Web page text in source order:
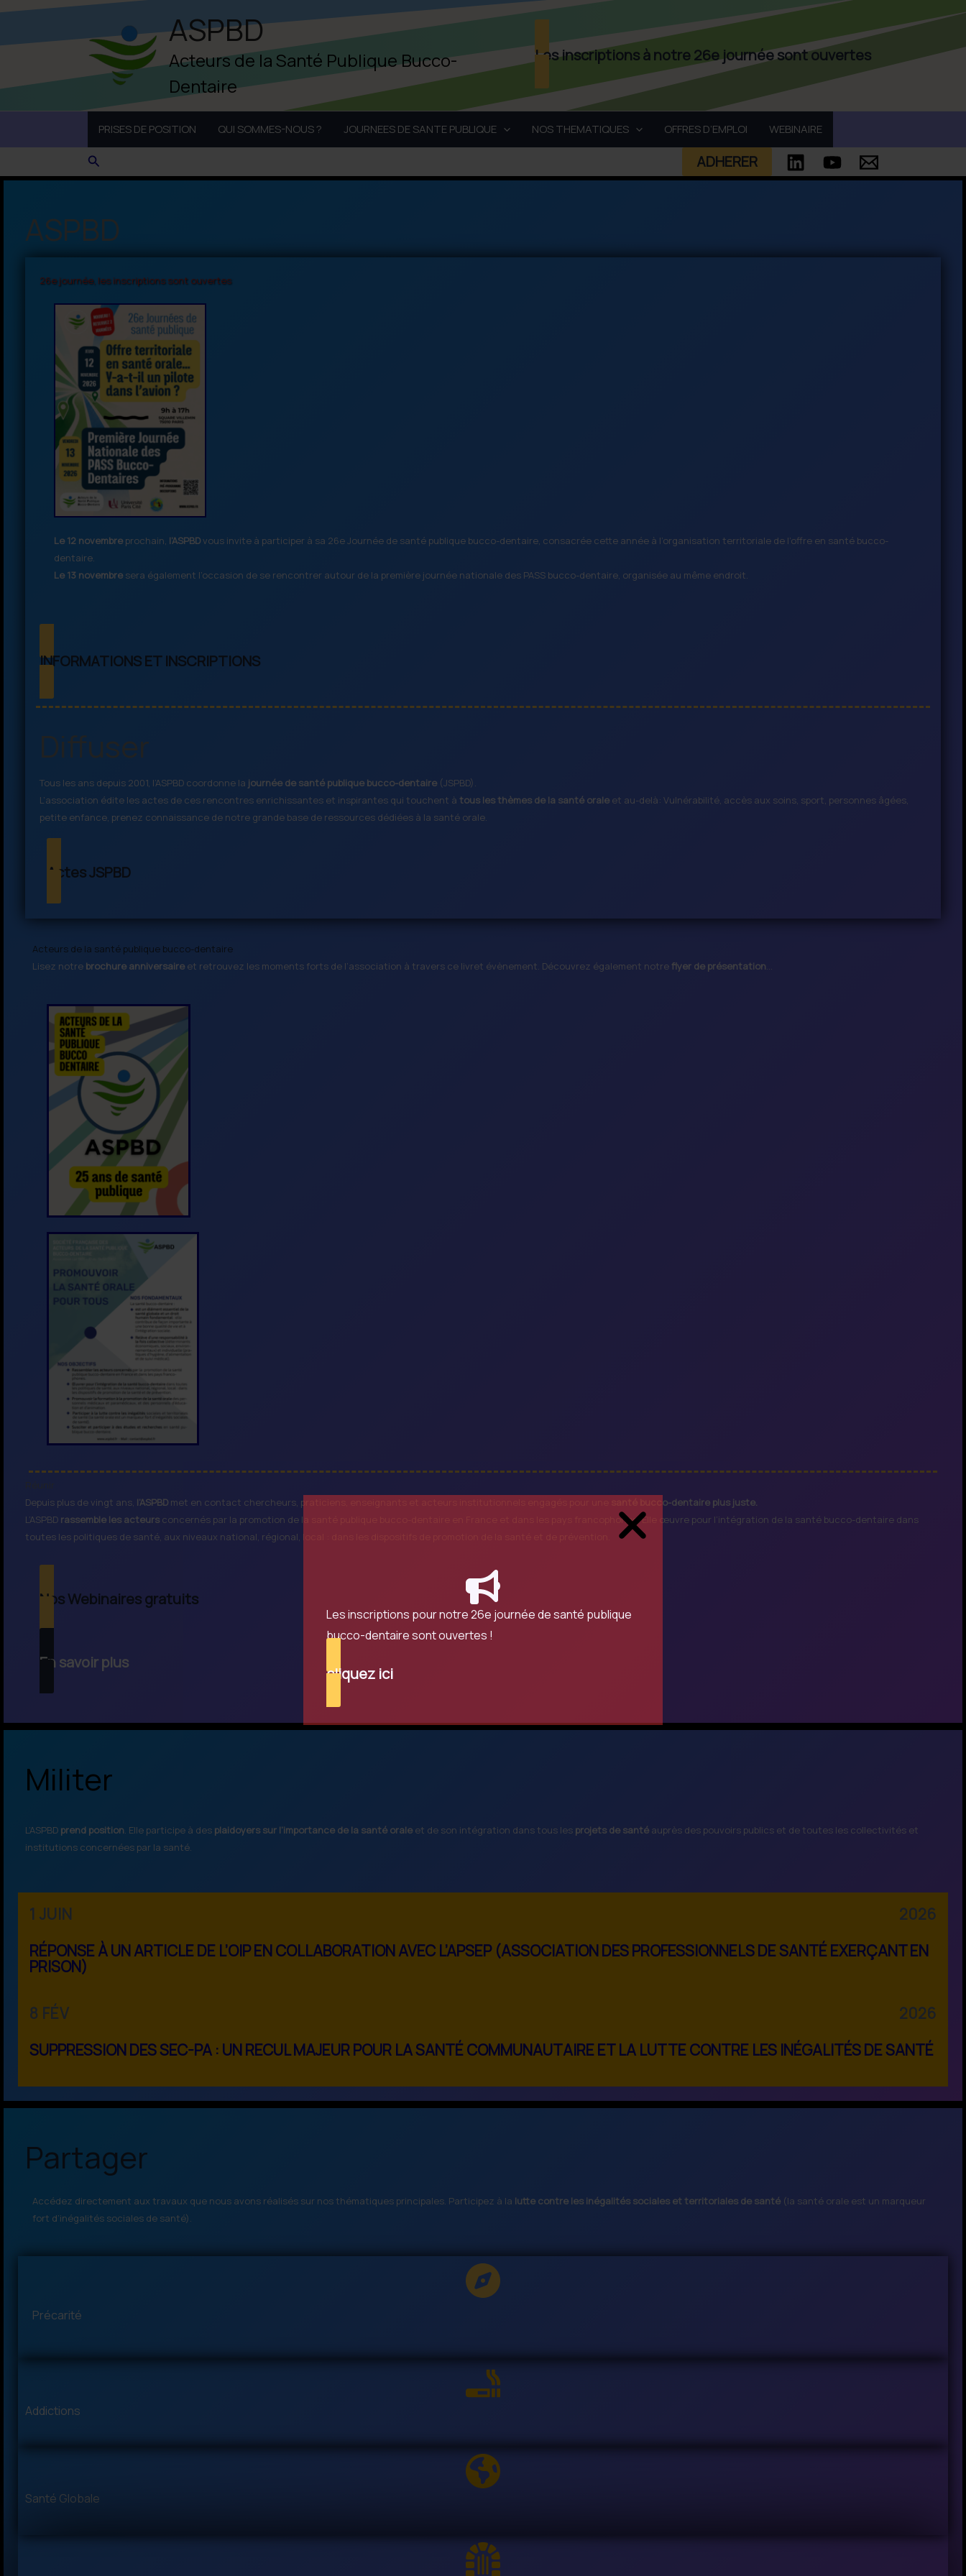
Les inscriptions pour notre 26e journée de santé publique
bucco-dentaire sont ouvertes !
cliquez ici
Aller
ASPBD
Acteurs de la Santé Publique Bucco-
Dentaire
Les inscriptions à notre 26e journée sont ouvertes
PRISES DE POSITION QUI SOMMES-NOUS ? JOURNEES DE SANTE PUBLIQUE NOS THEMATIQUES OFFRES D’EMPLOI WEBINAIRE
Rechercher ADHERER
ASPBD
26e journée, les inscriptions sont ouvertes
Le 12 novembre prochain, l’ASPBDvous invite à participer à sa 26e Journée de santé publique bucco-dentaire, consacrée cette année à l’organisation territoriale de l’offre en santé bucco-
dentaire.
Le 13 novembre sera également l’occasion de se rencontrer autour de la première journée nationale des PASS bucco-dentaire, organisée au même endroit.
INFORMATIONS ET INSCRIPTIONS
Diffuser
Tous les ans depuis 2001, l’ASPBD coordonne la journée de santé publique bucco-dentaire (JSPBD).
L’association édite les actes de ces rencontres enrichissantes et inspirantes qui touchent à tous les thèmes de la santé orale et au-delà: Vulnérabilité, accès aux soins, sport, personnes âgées,
petite enfance, prenez connaissance de notre grande base de ressources dédiées à la santé orale.
Actes JSPBD
Acteurs de la santé publique bucco-dentaire
Lisez notre brochure anniversaire et retrouvez les moments forts de l’association à travers ce livret évènement. Découvrez également notre flyer de présentation…
Réunir
Depuis plus de vingt ans, l’ASPBD met en contact chercheurs, praticiens, enseignants et acteurs institutionnels engagés pour une
santé bucco-dentaire plus juste.
L’ASPBD rassemble les acteurs concernés par la promotion de la santé publique bucco-dentaire en France et dans les pays francophones. Elle œuvre pour l’intégration de la santé bucco-dentaire dans
toutes les politiques de santé, aux niveaux national, régional, local : dans les dispositifs de promotion de la santé et de prévention.
Nos Webinaires gratuits
En savoir plus
Militer
L’ASPBD prend position. Elle participe à des plaidoyers sur l’importance de la santé orale et de son intégration dans tous les projets de santé auprès des pouvoirs publics et de toutes les collectivités et
institutions concernées par la santé.
1 JUIN
2026
RÉPONSE À UN ARTICLE DE L’OIP EN COLLABORATION AVEC L’APSEP (ASSOCIATION DES PROFESSIONNELS DE SANTÉ EXERÇANT EN
PRISON)
8 FÉV
2026
SUPPRESSION DES SEC-PA : UN RECUL MAJEUR POUR LA SANTÉ COMMUNAUTAIRE ET LA LUTTE CONTRE LES INÉGALITÉS DE SANTÉ
Partager
Accédez directement aux travaux que nous avons réalisés sur nos thématiques principales. Participez à la lutte contre les inégalités sociales et territoriales de santé (la santé orale est un marqueur
fort d’inégalités sociales de santé).
Précarité
Addictions
Santé Globale